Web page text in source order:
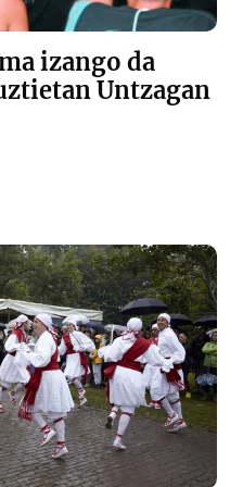
izango da
Untzagan